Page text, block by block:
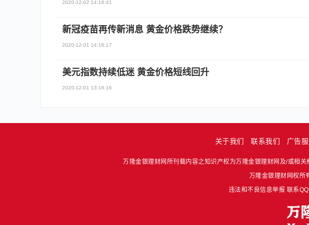
2020-12-02 14:16:41
新冠疫苗再传新消息 黄金价格跌势继续？
2020-12-01 14:16:17
美元指数持续低迷 黄金价格短线回升
2020-12-01 13:16:16
关于我们 联系我们 广告
万隆金银理财网所刊载内容之知识产权为万隆金银理财网及/或相
万隆金银理财网权所
违法和不良信息举报 联系